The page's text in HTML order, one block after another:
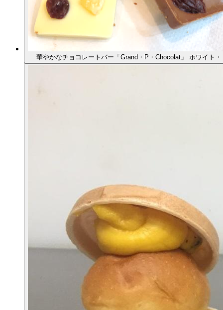
華やかなチョコレートバー「Grand・P・Chocolat」 ホワイト